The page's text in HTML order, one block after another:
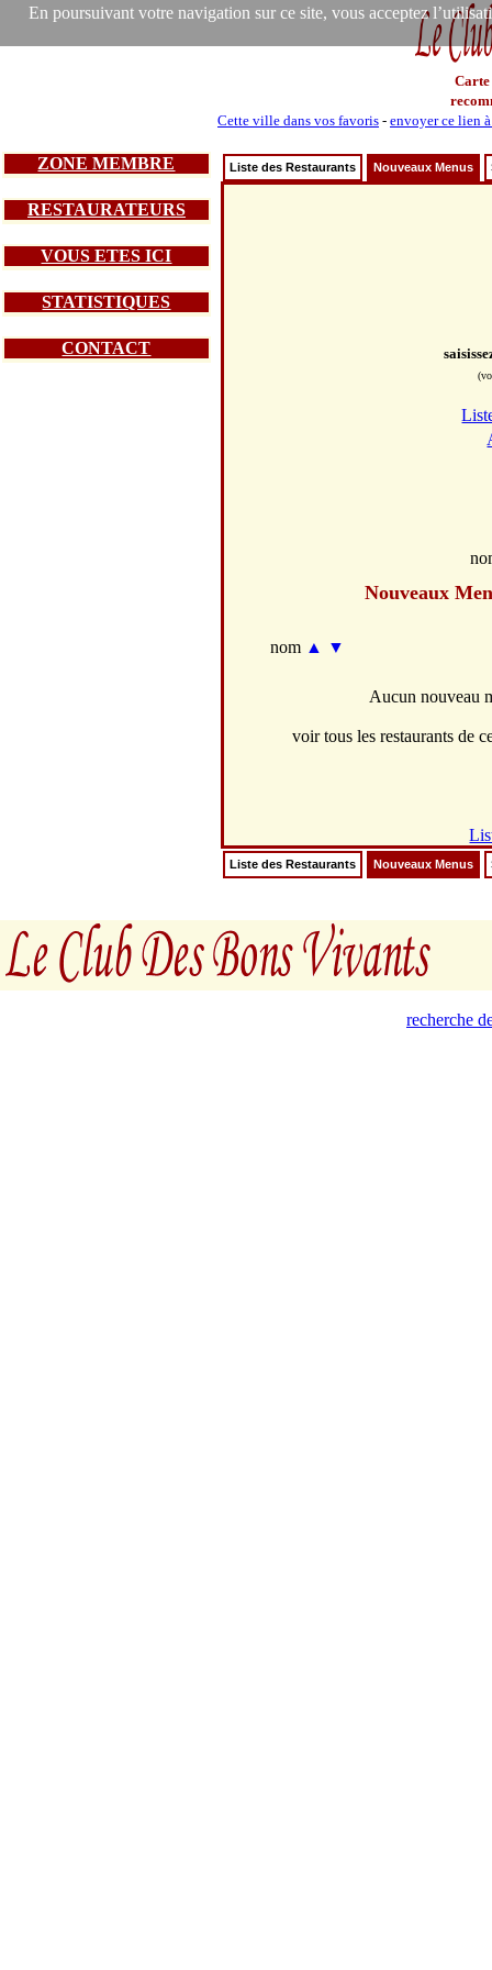
En poursuivant votre navigation sur ce site, vous acceptez
Carte
Cette ville dans vos favoris - envoyer ce lien
ZONE MEMBRE
RESTAURATEURS
VOUS ETES ICI
STATISTIQUES
CONTACT
Liste des Restaurants Nouveaux Menus
Nouveaux
nom ▲ ▼
Aucun nouveau
voir tous les restaurants de
Liste des Restaurants Nouveaux Menus
recherche